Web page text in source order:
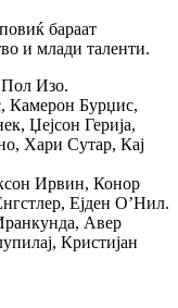
бараат
и млади таленти.
Изо.
Камерон Бурџис,
Џејсон Герија,
Хари Сутар, Кај
Ирвин, Конор
Ејден О’Нил.
Авер
Кристијан